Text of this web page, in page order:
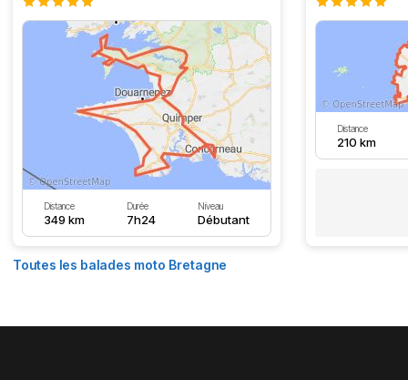
Distance
349 km
Durée
7h24
Niveau
Débutant
Distance
210 km
Toutes les balades moto Bretagne